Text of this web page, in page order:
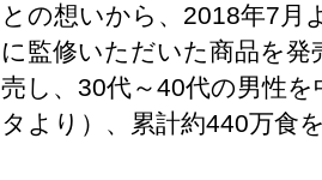
との想いから、2018年7月
に監修いただいた商品を
売し、30代～40代の男性
タより）、累計約440万食